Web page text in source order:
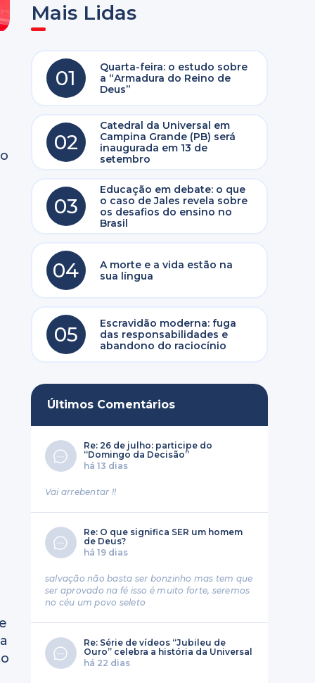
Mais Lidas
01
Quarta-feira: o estudo sobre
a “Armadura do Reino de
Deus”
02
Catedral da Universal em
Campina Grande (PB) será
inaugurada em 13 de
setembro
03
Educação em debate: o que
o caso de Jales revela sobre
os desafios do ensino no
Brasil
04
A morte e a vida estão na
sua língua
05
Escravidão moderna: fuga
das responsabilidades e
abandono do raciocínio
Últimos Comentários
Re: 26 de julho: participe do
“Domingo da Decisão”
há 13 dias
Vai arrebentar !!
Re: O que significa SER um homem
de Deus?
há 19 dias
salvação não basta ser bonzinho mas tem que
ser aprovado na fé isso é muito forte, seremos
no céu um povo seleto
Re: Série de vídeos “Jubileu de
Ouro” celebra a história da Universal
há 22 dias